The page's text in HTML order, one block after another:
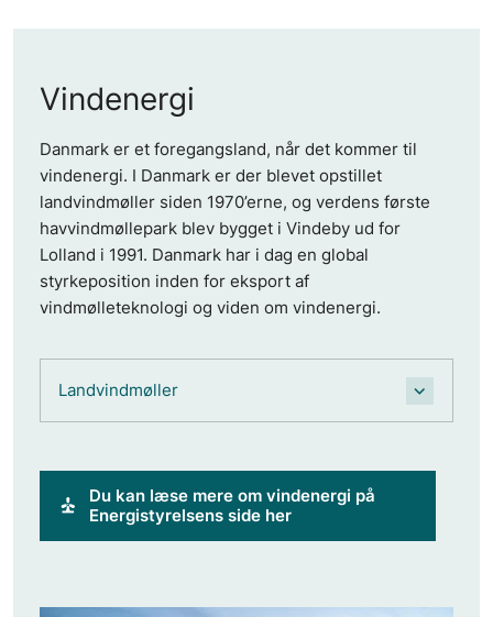
Vindenergi
Danmark er et foregangsland, når det kommer til
vindenergi. I Danmark er der blevet opstillet
landvindmøller siden 1970’erne, og verdens første
havvindmøllepark blev bygget i Vindeby ud for
Lolland i 1991. Danmark har i dag en global
styrkeposition inden for eksport af
vindmølleteknologi og viden om vindenergi.
Landvindmøller
Du kan læse mere om vindenergi på
Energistyrelsens side her